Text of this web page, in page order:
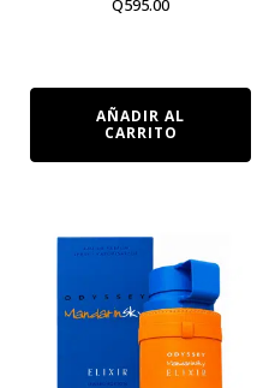
AÑADIR AL
CARRITO